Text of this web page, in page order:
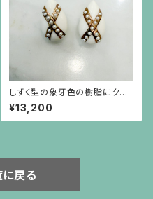
しずく型の象牙色の樹脂にクロ
スの金彩、イミテーションパール
のイヤリング
¥13,200
戻る